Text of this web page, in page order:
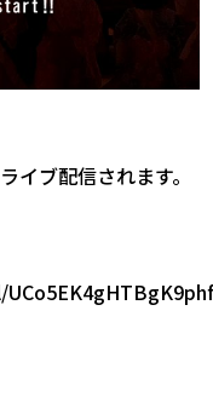
イブ配信されます。